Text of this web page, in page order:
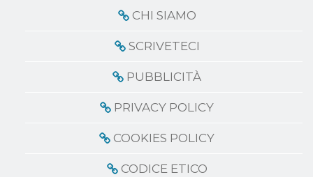
CHI SIAMO
SCRIVETECI
PUBBLICITÀ
PRIVACY POLICY
COOKIES POLICY
CODICE ETICO